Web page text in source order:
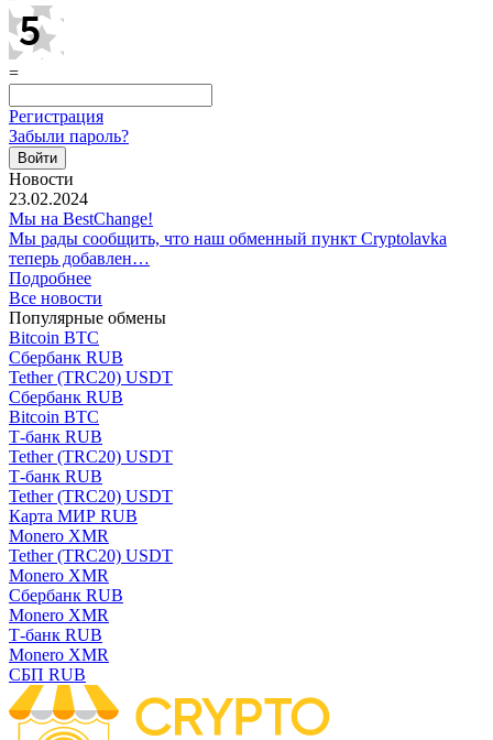
=
Регистрация
Забыли пароль?
Новости
23.02.2024
Мы на BestChange!
Мы рады сообщить, что наш обменный пункт Cryptolavka
теперь добавлен…
Подробнее
Все новости
Популярные обмены
Bitcoin BTC
Сбербанк RUB
Tether (TRC20) USDT
Сбербанк RUB
Bitcoin BTC
Т-банк RUB
Tether (TRC20) USDT
Т-банк RUB
Tether (TRC20) USDT
Карта МИР RUB
Monero XMR
Tether (TRC20) USDT
Monero XMR
Сбербанк RUB
Monero XMR
Т-банк RUB
Monero XMR
СБП RUB